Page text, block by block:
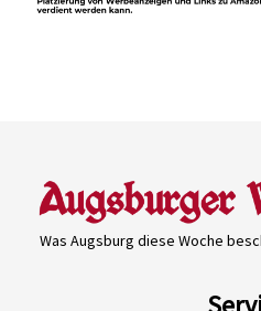
Was Augsburg diese Woche